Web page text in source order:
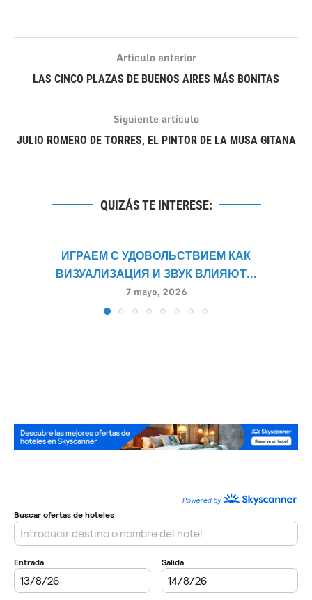
Artículo anterior
LAS CINCO PLAZAS DE BUENOS AIRES MÁS BONITAS
Siguiente artículo
JULIO ROMERO DE TORRES, EL PINTOR DE LA MUSA GITANA
QUIZÁS TE INTERESE:
ИГРАЕМ С УДОВОЛЬСТВИЕМ КАК
ВИЗУАЛИЗАЦИЯ И ЗВУК ВЛИЯЮТ...
7 mayo, 2026